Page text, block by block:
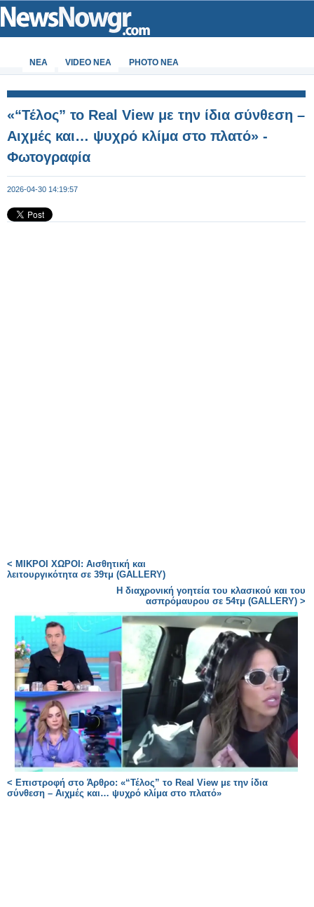
ΝΕΑ VIDEO NEA PHOTO NEA
«“Τέλος” το Real View με την ίδια σύνθεση –
Αιχμές και… ψυχρό κλίμα στο πλατό» -
Φωτογραφία
2026-04-30 14:19:57
< ΜΙΚΡΟΙ ΧΩΡΟΙ: Αισθητική και
λειτουργικότητα σε 39τμ (GALLERY)
Η διαχρονική γοητεία του κλασικού και του
ασπρόμαυρου σε 54τμ (GALLERY) >
< Επιστροφή στο Άρθρο: «“Τέλος” το Real View με την ίδια
σύνθεση – Αιχμές και… ψυχρό κλίμα στο πλατό»